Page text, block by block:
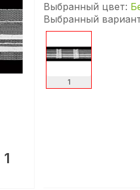
1
Выбранный цвет:
Выбранный
1